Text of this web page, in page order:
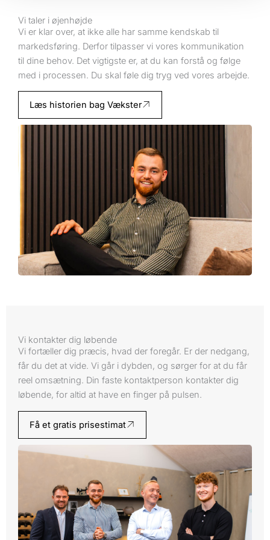
Vi taler i øjenhøjde
Vi er klar over, at ikke alle har samme kendskab til
markedsføring. Derfor tilpasser vi vores kommunikation
til dine behov. Det vigtigste er, at du kan forstå og følge
med i processen. Du skal føle dig tryg ved vores arbejde.
Læs historien bag Vækster
Vi kontakter dig løbende
Vi fortæller dig præcis, hvad der foregår. Er der nedgang,
får du det at vide. Vi går i dybden, og sørger for at du får
reel omsætning. Din faste kontaktperson kontakter dig
løbende, for altid at have en finger på pulsen.
Få et gratis prisestimat